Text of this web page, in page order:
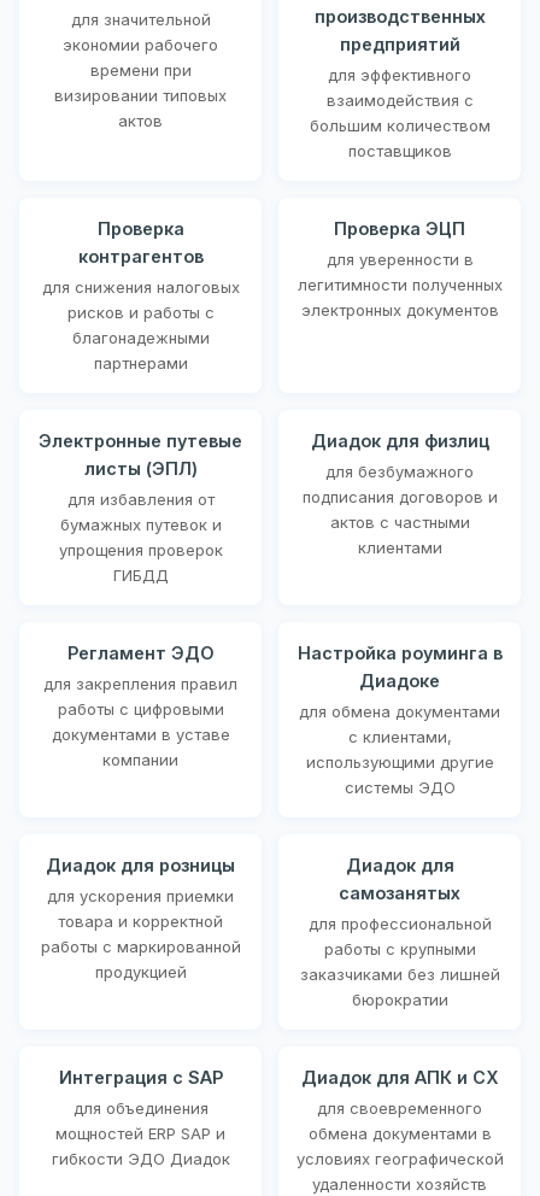
для значительной
экономии рабочего
времени при
визировании типовых
актов
производственных
предприятий
для эффективного
взаимодействия с
большим количеством
поставщиков
Проверка
контрагентов
для снижения налоговых
рисков и работы с
благонадежными
партнерами
Проверка ЭЦП
для уверенности в
легитимности полученных
электронных документов
Электронные путевые
листы (ЭПЛ)
для избавления от
бумажных путевок и
упрощения проверок
ГИБДД
Диадок для физлиц
для безбумажного
подписания договоров и
актов с частными
клиентами
Регламент ЭДО
для закрепления правил
работы с цифровыми
документами в уставе
компании
Настройка роуминга в
Диадоке
для обмена документами
с клиентами,
использующими другие
системы ЭДО
Диадок для розницы
для ускорения приемки
товара и корректной
работы с маркированной
продукцией
Диадок для
самозанятых
для профессиональной
работы с крупными
заказчиками без лишней
бюрократии
Интеграция с SAP
для объединения
мощностей ERP SAP и
гибкости ЭДО Диадок
Диадок для АПК и СХ
для своевременного
обмена документами в
условиях географической
удаленности хозяйств